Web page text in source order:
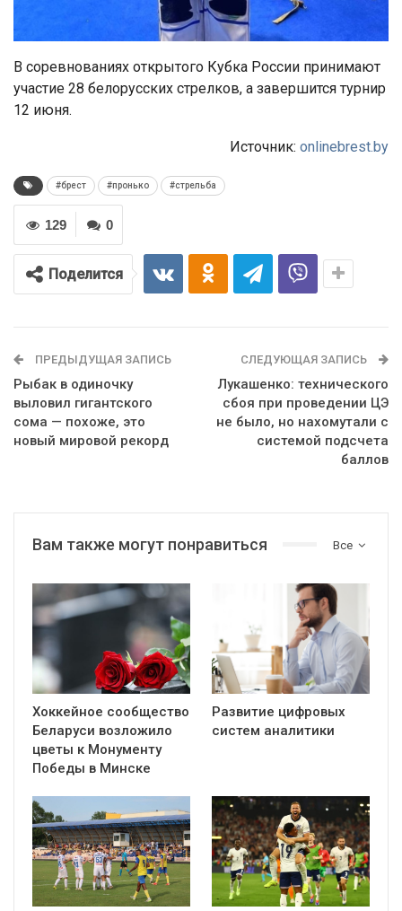
В соревнованиях открытого Кубка России принимают
участие 28 белорусских стрелков, а завершится турнир
12 июня.
Источник: onlinebrest.by
#брест #пронько #стрельба
0
129
Поделится
ПРЕДЫДУЩАЯ ЗАПИСЬ
Рыбак в одиночку
выловил гигантского
сома — похоже, это
новый мировой рекорд
СЛЕДУЮЩАЯ ЗАПИСЬ
Лукашенко: технического
сбоя при проведении ЦЭ
не было, но нахомутали с
системой подсчета
баллов
Все
Вам также могут понравиться
Хоккейное сообщество
Беларуси возложило
цветы к Монументу
Победы в Минске
Развитие цифровых
систем аналитики